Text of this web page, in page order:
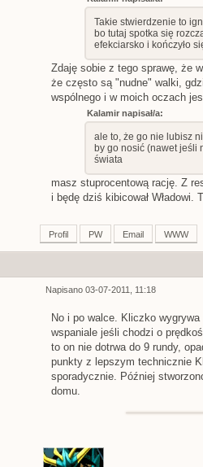
Takie stwierdzenie to
bo tutaj spotka się
efekciarsko i kończyło
Zdaję sobie z tego sprawę, że
że często są "nudne" walki,
wspólnego i w moich oczach
Kalamir napisał/a:
ale to, że go nie lubisz
by go nosić (nawet jeśli
świata
masz stuprocentową rację. Z
i będę dziś kibicował Władowi.
Profil PW Email WWW
Napisano 03-07-2011, 11:18
No i po walce. Kliczko
wspaniale jeśli chodzi o
to on nie dotrwa do 9 rundy,
punkty z lepszym technicznie
sporadycznie. Później
domu.